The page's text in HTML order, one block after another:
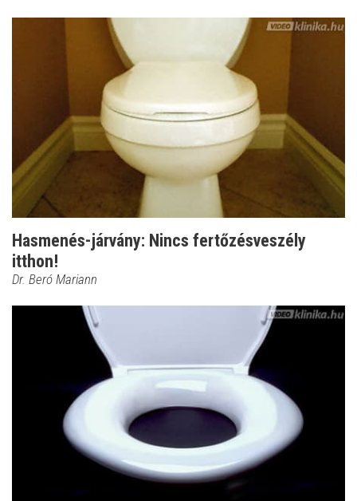
Hasmenés-járvány: Nincs fertőzésveszély
itthon!
Dr. Beró Mariann